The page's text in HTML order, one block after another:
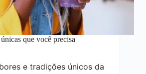
que você precisa
e tradições únicos da